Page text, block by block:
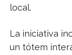
local.
La iniciativa
un tótem